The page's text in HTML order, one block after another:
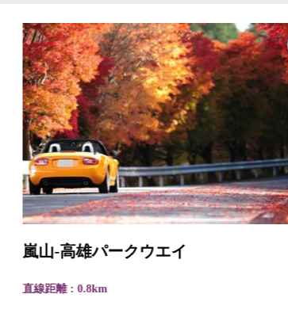
嵐山-高雄パークウエイ
直線距離 : 0.8km